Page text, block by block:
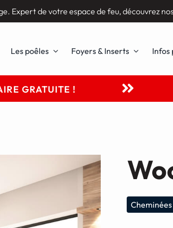
Expert de votre espace de feu, découvrez
Les poêles Foyers & Inserts Infos
GRATUITE !
Cheminées